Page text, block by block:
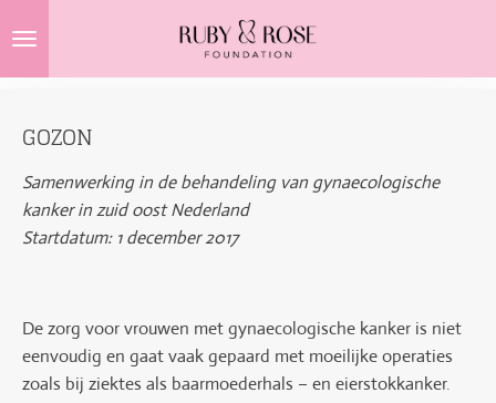
direct
naar
hoofdinhoud
GOZON
Samenwerking in de behandeling van gynaecologische
kanker in zuid oost Nederland
Startdatum: 1 december 2017
De zorg voor vrouwen met gynaecologische kanker is niet
eenvoudig en gaat vaak gepaard met moeilijke operaties
zoals bij ziektes als baarmoederhals – en eierstokkanker.